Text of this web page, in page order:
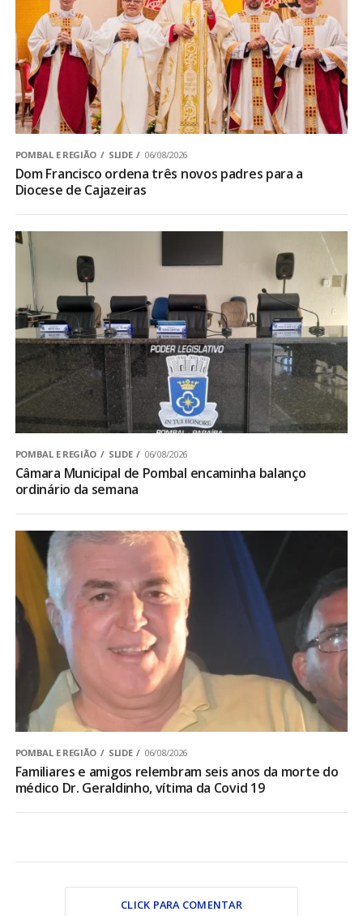
POMBAL E REGIÃO SLIDE 06/08/2026
Dom Francisco ordena três novos padres para a
Diocese de Cajazeiras
POMBAL E REGIÃO SLIDE 06/08/2026
Câmara Municipal de Pombal encaminha balanço
ordinário da semana
POMBAL E REGIÃO SLIDE 06/08/2026
Familiares e amigos relembram seis anos da morte do
médico Dr. Geraldinho, vítima da Covid 19
CLICK PARA COMENTAR